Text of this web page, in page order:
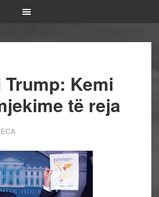
Kemi
të reja